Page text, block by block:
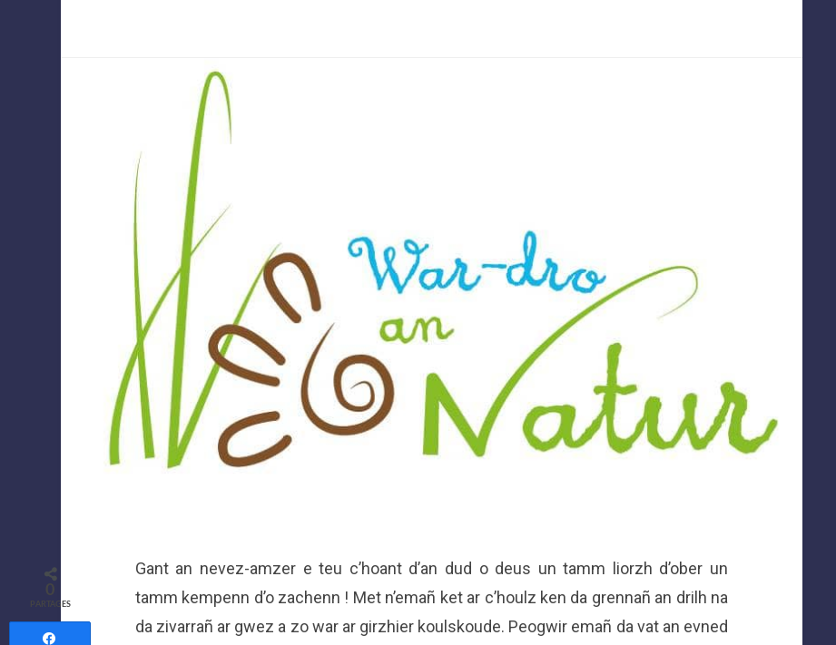
Gant an nevez-amzer e teu c’hoant d’an dud o deus un tamm liorzh d’ober un
tamm kempenn d’o zachenn ! Met n’emañ ket ar c’houlz ken da grennañ an drilh na
da zivarrañ ar gwez a zo war ar girzhier koulskoude. Peogwir emañ da vat an evned
PARTAGES